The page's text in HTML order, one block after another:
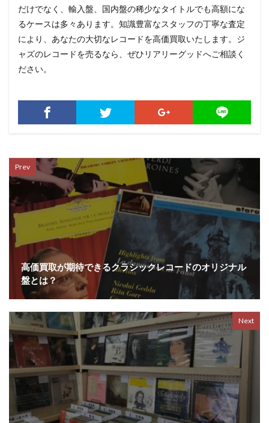
だけでなく、輸入盤、国内盤の稀少なタイトルでも高額にな
るケースは多々あります。知識豊富なスタッフの丁寧な査定
により、あなたの大切なレコードを高価買取いたします。ジ
ャズのレコードを売るなら、ぜひリアリーグッドへご相談く
ださい。
Prev
高価買取が期待できるクラシックレコードのオリジナル
盤とは？
Next